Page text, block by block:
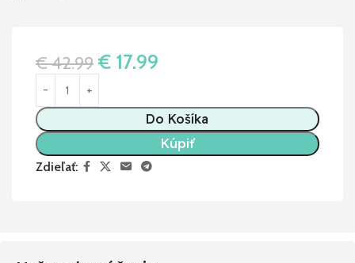
€42.99 € 17.99
Do Košíka
Kúpiť
Zdieľať: